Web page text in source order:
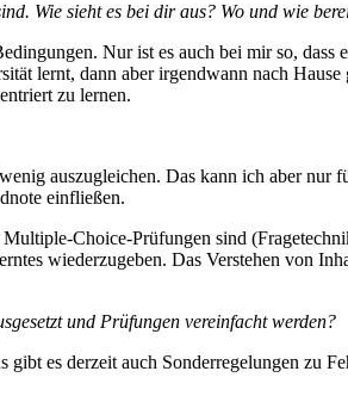
Wie sieht es bei dir aus? Wo und wie
Nur ist es auch bei mir so,
lernt, dann aber irgendwann nach
zu lernen.
auszugleichen. Das kann ich aber nur
einfließen.
Choice-Prüfungen sind
wiederzugeben. Das Verstehen von
und Prüfungen vereinfacht werden?
es derzeit auch Sonderregelungen zu